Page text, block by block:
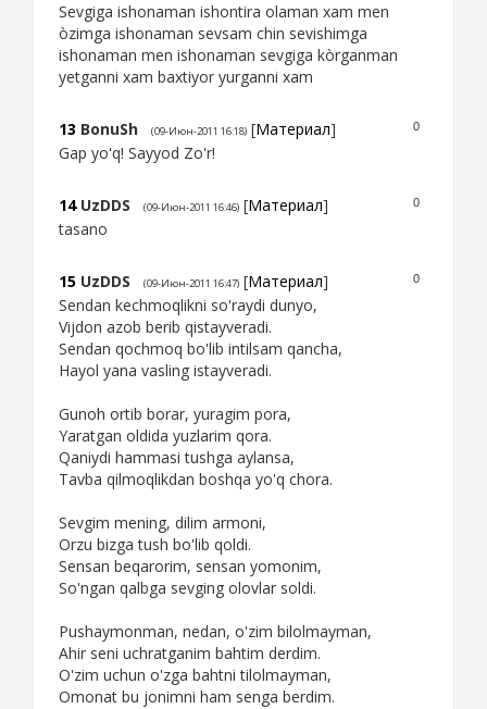
Sevgiga ishonaman ishontira olaman xam men
òzimga ishonaman sevsam chin sevishimga
ishonaman men ishonaman sevgiga kòrganman
yetganni xam baxtiyor yurganni xam
0
13 BonuSh (09-Июн-2011 16:18) [Материал]
Gap yo'q! Sayyod Zo'r!
0
14 UzDDS (09-Июн-2011 16:46) [Материал]
tasano
0
15 UzDDS (09-Июн-2011 16:47) [Материал]
Sendan kechmoqlikni so'raydi dunyo,
Vijdon azob berib qistayveradi.
Sendan qochmoq bo'lib intilsam qancha,
Hayol yana vasling istayveradi.
Gunoh ortib borar, yuragim pora,
Yaratgan oldida yuzlarim qora.
Qaniydi hammasi tushga aylansa,
Tavba qilmoqlikdan boshqa yo'q chora.
Sevgim mening, dilim armoni,
Orzu bizga tush bo'lib qoldi.
Sensan beqarorim, sensan yomonim,
So'ngan qalbga sevging olovlar soldi.
Pushaymonman, nedan, o'zim bilolmayman,
Ahir seni uchratganim bahtim derdim.
O'zim uchun o'zga bahtni tilolmayman,
Omonat bu jonimni ham senga berdim.